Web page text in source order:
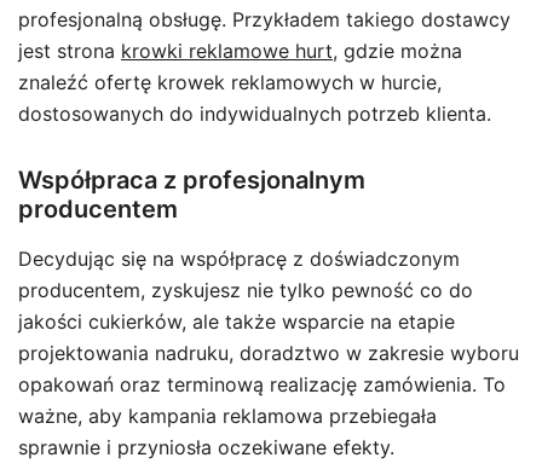
profesjonalną obsługę. Przykładem takiego dostawcy
jest strona krowki reklamowe hurt, gdzie można
znaleźć ofertę krowek reklamowych w hurcie,
dostosowanych do indywidualnych potrzeb klienta.
Współpraca z profesjonalnym
producentem
Decydując się na współpracę z doświadczonym
producentem, zyskujesz nie tylko pewność co do
jakości cukierków, ale także wsparcie na etapie
projektowania nadruku, doradztwo w zakresie wyboru
opakowań oraz terminową realizację zamówienia. To
ważne, aby kampania reklamowa przebiegała
sprawnie i przyniosła oczekiwane efekty.